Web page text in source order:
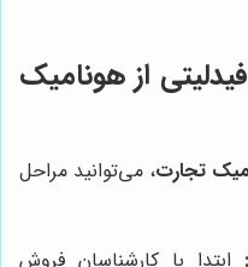
از هونامیک
تجارت، می‌توانید مراحل
ابتدا با کارشناسان فروش